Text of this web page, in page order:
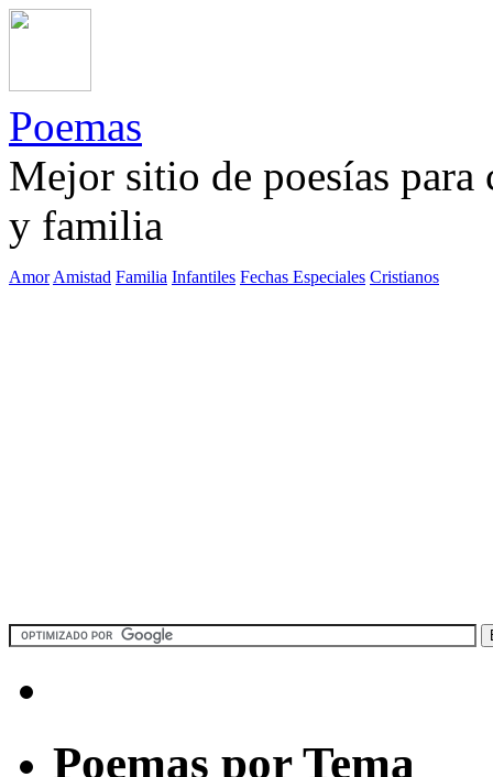
Poemas
Mejor sitio de poesías
y familia
Amor Amistad Familia Infantiles Fechas Especiales Cristianos
Poemas por Tema